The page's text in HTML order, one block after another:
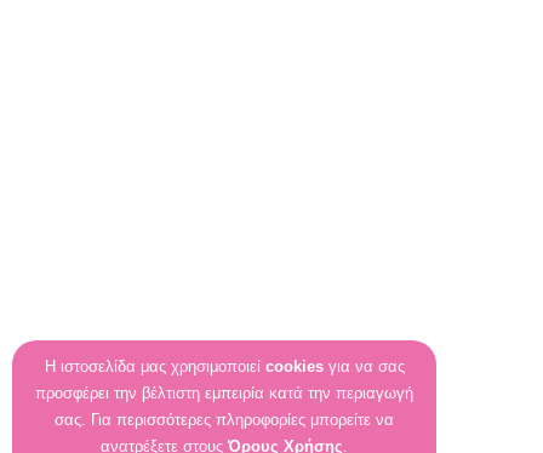
Η ιστοσελίδα μας χρησιμοποιεί cookiesγια να σας
προσφέρει την βέλτιστη εμπειρία κατά την περιαγωγή
σας. Για περισσότερες πληροφορίες μπορείτε να
ανατρέξετε στους Όρους Χρήσης.